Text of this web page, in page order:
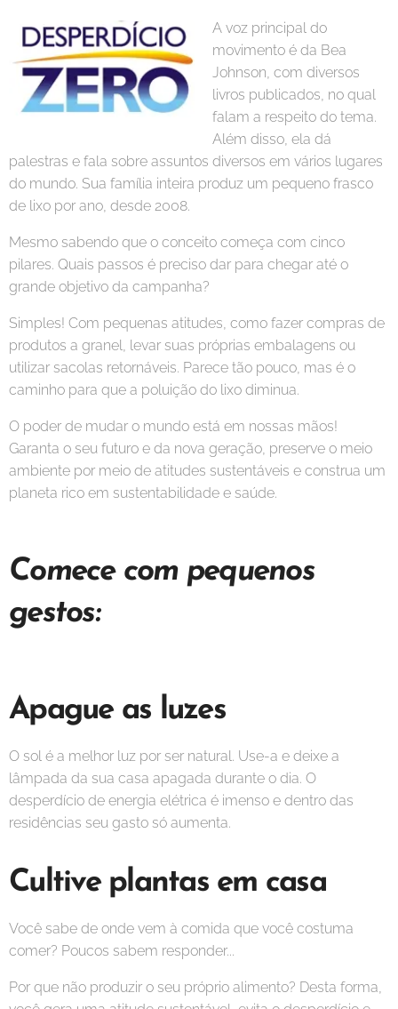
A voz principal do
movimento é da Bea
Johnson, com diversos
livros publicados, no qual
falam a respeito do tema.
Além disso, ela dá
palestras e fala sobre assuntos diversos em vários lugares
do mundo. Sua família inteira produz um pequeno frasco
de lixo por ano, desde 2008.
Mesmo sabendo que o conceito começa com cinco
pilares. Quais passos é preciso dar para chegar até o
grande objetivo da campanha?
Simples! Com pequenas atitudes, como fazer compras de
produtos a granel, levar suas próprias embalagens ou
utilizar sacolas retornáveis. Parece tão pouco, mas é o
caminho para que a poluição do lixo diminua.
O poder de mudar o mundo está em nossas mãos!
Garanta o seu futuro e da nova geração, preserve o meio
ambiente por meio de atitudes sustentáveis e construa um
planeta rico em sustentabilidade e saúde.
Comece com pequenos
gestos:
Apague as luzes
O sol é a melhor luz por ser natural. Use-a e deixe a
lâmpada da sua casa apagada durante o dia. O
desperdício de energia elétrica é imenso e dentro das
residências seu gasto só aumenta.
Cultive plantas em casa
Você sabe de onde vem à comida que você costuma
comer? Poucos sabem responder...
Por que não produzir o seu próprio alimento? Desta forma,